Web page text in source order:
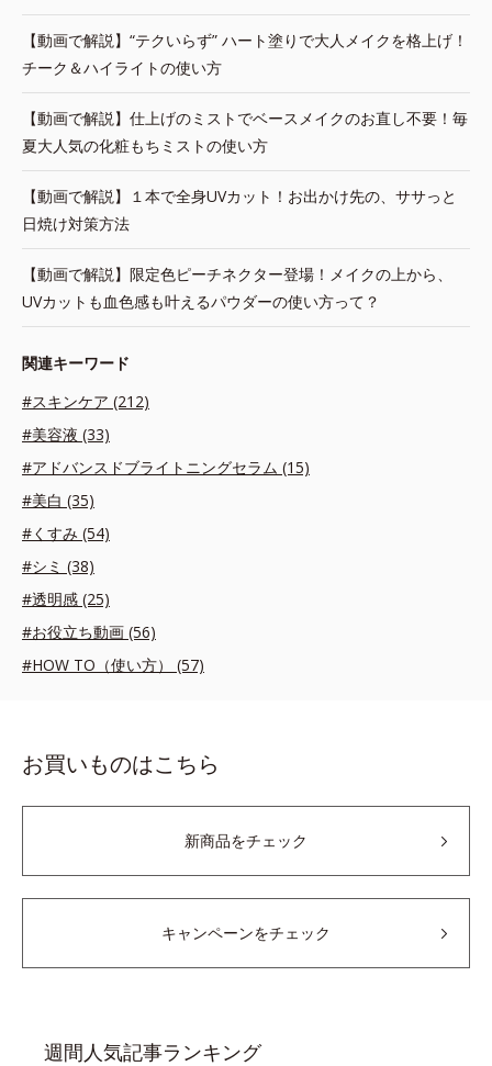
【動画で解説】“テクいらず” ハート塗りで大人メイクを格上げ！
チーク＆ハイライトの使い方
【動画で解説】仕上げのミストでベースメイクのお直し不要！毎
夏大人気の化粧もちミストの使い方
【動画で解説】１本で全身UVカット！お出かけ先の、ササっと
日焼け対策方法
【動画で解説】限定色ピーチネクター登場！メイクの上から、
UVカットも血色感も叶えるパウダーの使い方って？
関連キーワード
#スキンケア (212)
#美容液 (33)
#アドバンスドブライトニングセラム (15)
#美白 (35)
#くすみ (54)
#シミ (38)
#透明感 (25)
#お役立ち動画 (56)
#HOW TO（使い方） (57)
お買いものはこちら
新商品をチェック
キャンペーンをチェック
週間人気記事ランキング